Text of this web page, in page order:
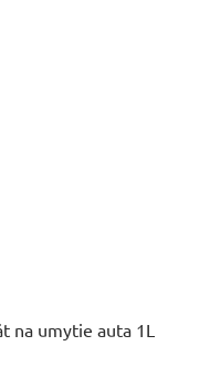
na umytie auta 1L